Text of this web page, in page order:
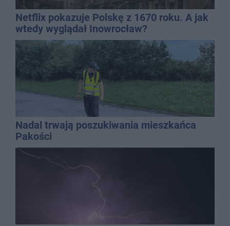
Netflix pokazuje Polskę z 1670 roku. A jak
wtedy wyglądał Inowrocław?
Nadal trwają poszukiwania mieszkańca
Pakości